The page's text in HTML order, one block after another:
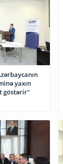
yaxın
göstərir"